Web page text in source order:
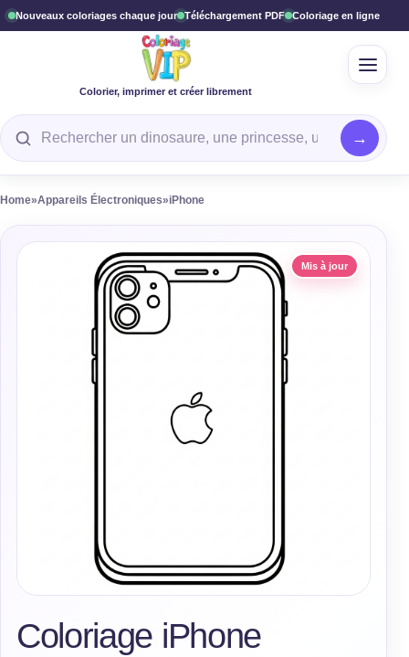
Nouveaux coloriages chaque jour Téléchargement PDF Coloriage en ligne
Colorier, imprimer et créer librement
Rechercher un coloriage
Home»Appareils Électroniques»iPhone
Mis à jour
Coloriage iPhone